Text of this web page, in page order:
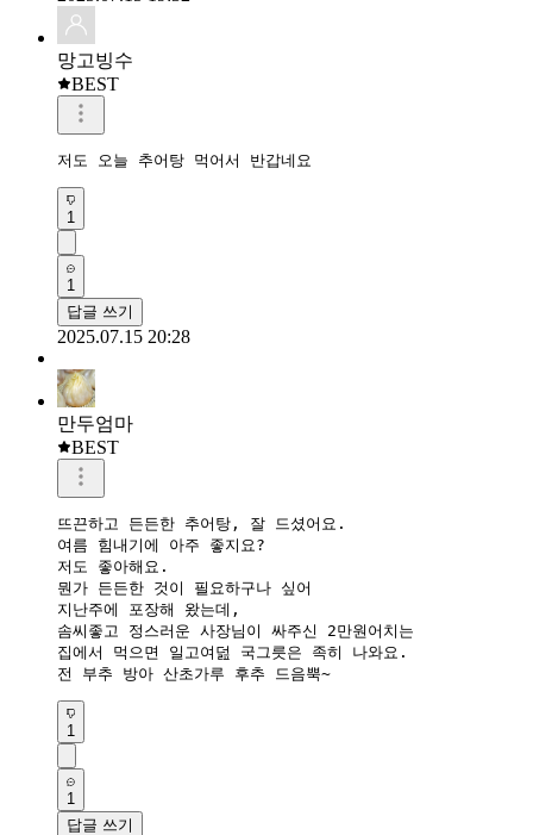
망고빙수
BEST
저도 오늘 추어탕 먹어서 반갑네요
1
1
답글 쓰기
2025.07.15 20:28
만두엄마
BEST
뜨끈하고 든든한 추어탕, 잘 드셨어요.
여름 힘내기에 아주 좋지요?
저도 좋아해요.
뭔가 든든한 것이 필요하구나 싶어
지난주에 포장해 왔는데,
솜씨좋고 정스러운 사장님이 싸주신 2만원어치는
집에서 먹으면 일고여덢 국그릇은 족히 나와요.
1
1
답글 쓰기